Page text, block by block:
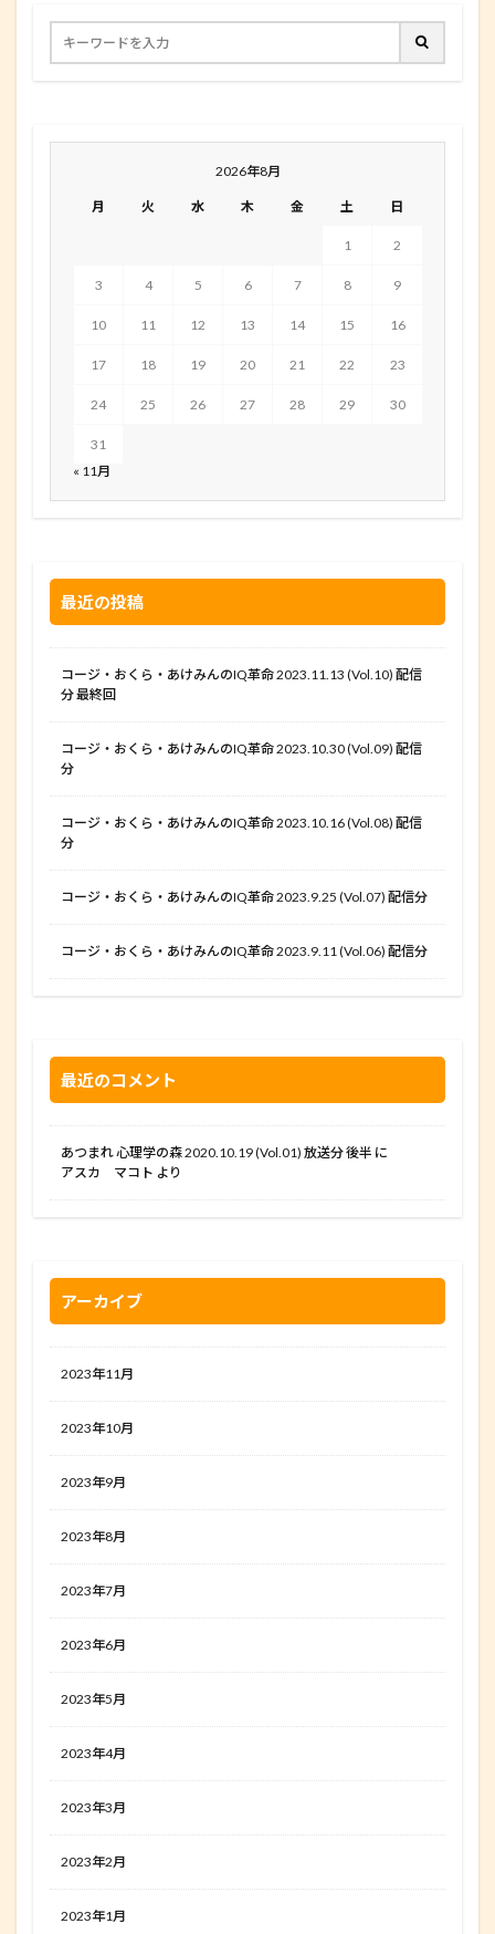
2026年8月
月 火 水 木 金 土 日
1 2
3 4 5 6 7 8 9
10 11 12 13 14 15 16
17 18 19 20 21 22 23
24 25 26 27 28 29 30
31
« 11月
最近の投稿
コージ・おくら・あけみんのIQ革命 2023.11.13 (Vol.10) 配信
分 最終回
コージ・おくら・あけみんのIQ革命 2023.10.30 (Vol.09) 配信
分
コージ・おくら・あけみんのIQ革命 2023.10.16 (Vol.08) 配信
分
コージ・おくら・あけみんのIQ革命 2023.9.25 (Vol.07) 配信分
コージ・おくら・あけみんのIQ革命 2023.9.11 (Vol.06) 配信分
最近のコメント
あつまれ 心理学の森 2020.10.19 (Vol.01) 放送分 後半 に
アスカ マコト より
アーカイブ
2023年11月
2023年10月
2023年9月
2023年8月
2023年7月
2023年6月
2023年5月
2023年4月
2023年3月
2023年2月
2023年1月